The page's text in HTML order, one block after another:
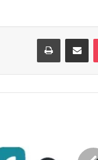
‫Pocket مشاركة عبر البريد طباعة